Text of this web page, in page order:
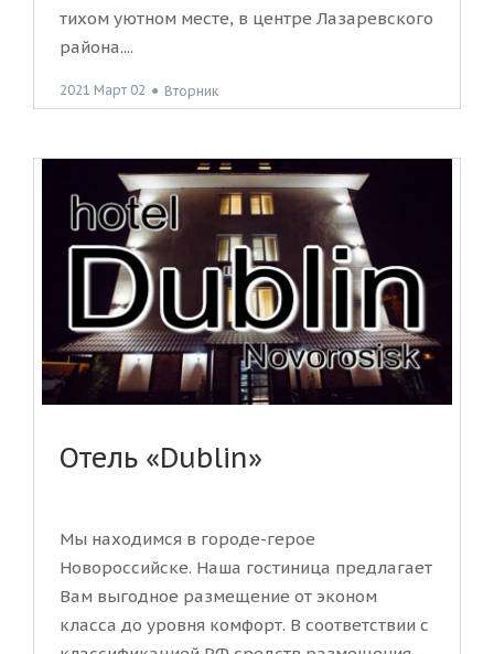
тихом уютном месте, в центре Лазаревского
района....
2021 Март 02 ● Вторник
Отель «Dublin»
Мы находимся в городе-герое
Новороссийске. Наша гостиница предлагает
Вам выгодное размещение от эконом
класса до уровня комфорт. В соответствии с